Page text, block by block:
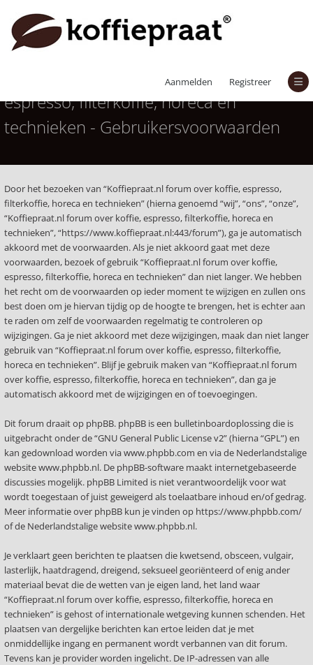
Aanmelden Registreer
Koffiepraat.nl forum over koffie,
espresso, filterkoffie, horeca en
technieken - Gebruikersvoorwaarden
Door het bezoeken van “Koffiepraat.nl forum over koffie, espresso,
filterkoffie, horeca en technieken” (hierna genoemd “wij”, “ons”, “onze”,
“Koffiepraat.nl forum over koffie, espresso, filterkoffie, horeca en
technieken”, “https://www.koffiepraat.nl:443/forum”), ga je automatisch
akkoord met de voorwaarden. Als je niet akkoord gaat met deze
voorwaarden, bezoek of gebruik “Koffiepraat.nl forum over koffie,
espresso, filterkoffie, horeca en technieken” dan niet langer. We hebben
het recht om de voorwaarden op ieder moment te wijzigen en zullen ons
best doen om je hiervan tijdig op de hoogte te brengen, het is echter aan
te raden om zelf de voorwaarden regelmatig te controleren op
wijzigingen. Ga je niet akkoord met deze wijzigingen, maak dan niet langer
gebruik van “Koffiepraat.nl forum over koffie, espresso, filterkoffie,
horeca en technieken”. Blijf je gebruik maken van “Koffiepraat.nl forum
over koffie, espresso, filterkoffie, horeca en technieken”, dan ga je
automatisch akkoord met de wijzigingen en of toevoegingen.
Dit forum draait op phpBB. phpBB is een bulletinboardoplossing die is
uitgebracht onder de “GNU General Public License v2” (hierna “GPL”) en
kan gedownload worden viawww.phpbb.com en via de Nederlandstalige
websitewww.phpbb.nl. De phpBB-software maakt internetgebaseerde
discussies mogelijk. phpBB Limited is niet verantwoordelijk voor wat
wordt toegestaan of juist geweigerd als toelaatbare inhoud en/of gedrag.
Meer informatie over phpBB kun je vinden op https://www.phpbb.com/
of de Nederlandstalige websitewww.phpbb.nl.
Je verklaart geen berichten te plaatsen die kwetsend, obsceen, vulgair,
lasterlijk, haatdragend, dreigend, seksueel georiënteerd of enig ander
materiaal bevat die de wetten van je eigen land, het land waar
“Koffiepraat.nl forum over koffie, espresso, filterkoffie, horeca en
technieken” is gehost of internationale wetgeving kunnen schenden. Het
plaatsen van dergelijke berichten kan ertoe leiden dat je met
onmiddellijke ingang en permanent wordt verbannen van dit forum.
Tevens kan je provider worden ingelicht. De IP-adressen van alle